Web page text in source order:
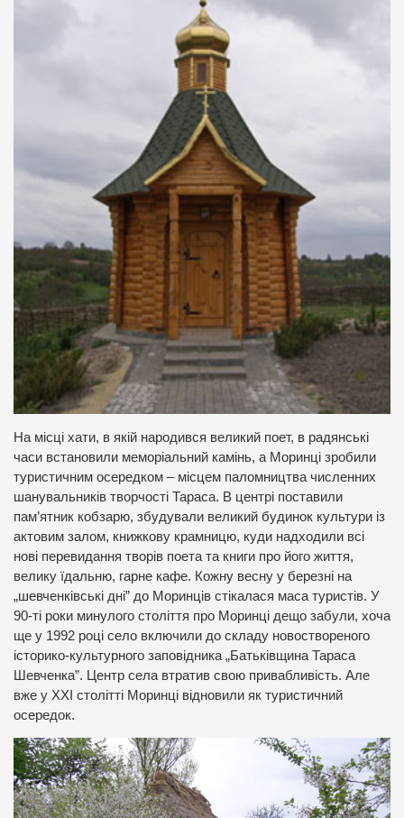
На місці хати, в якій народився великий поет, в радянські
часи встановили меморіальний камінь, а Моринці зробили
туристичним осередком – місцем паломництва численних
шанувальників творчості Тараса. В центрі поставили
пам’ятник кобзарю, збудували великий будинок культури із
актовим залом, книжкову крамницю, куди надходили всі
нові перевидання творів поета та книги про його життя,
велику їдальню, гарне кафе. Кожну весну у березні на
„шевченківські дні” до Моринців стікалася маса туристів. У
90-ті роки минулого століття про Моринці дещо забули, хоча
ще у 1992 році село включили до складу новоствореного
історико-культурного заповідника „Батьківщина Тараса
Шевченка”. Центр села втратив свою привабливість. Але
вже у ХХІ столітті Моринці відновили як туристичний
осередок.